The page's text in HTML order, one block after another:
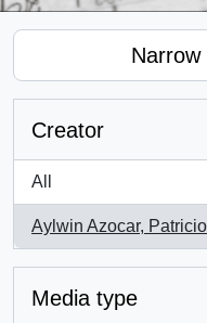
Narrow
Creator
All
Aylwin Azocar, Patricio
, 1 results
Media type